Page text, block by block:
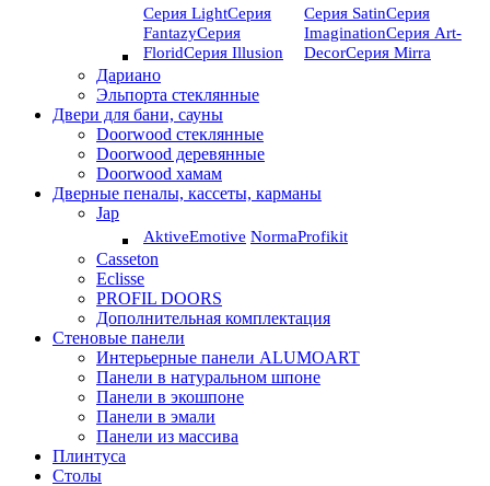
Серия LightСерия
FantazyСерия
FloridСерия Illusion
Серия SatinСерия
ImaginationСерия Art-
DeсorСерия Mirra
Дариано
Эльпорта стеклянные
Двери для бани, сауны
Doorwood стеклянные
Doorwood деревянные
Doorwood хамам
Дверные пеналы, кассеты, карманы
Jap
AktiveEmotive NormaProfikit
Casseton
Eclisse
PROFIL DOORS
Дополнительная комплектация
Стеновые панели
Интерьерные панели ALUMOART
Панели в натуральном шпоне
Панели в экошпоне
Панели в эмали
Панели из массива
Плинтуса
Столы